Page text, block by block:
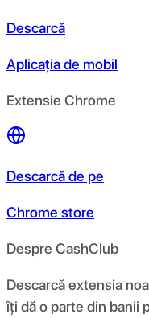
Descarcă
Aplicația de mobil
Extensie Chrome
Descarcă de pe
Chrome store
Despre CashClub
Descarcă extensia
îți dă o parte din banii